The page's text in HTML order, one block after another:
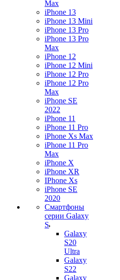
Max
iPhone 13
iPhone 13 Mini
iPhone 13 Pro
iPhone 13 Pro
Max
iPhone 12
iPhone 12 Mini
iPhone 12 Pro
iPhone 12 Pro
Max
iPhone SE
2022
iPhone 11
iPhone 11 Pro
iPhone Xs Max
iPhone 11 Pro
Max
iPhone X
iPhone XR
IPhone Xs
iPhone SE
2020
Смартфоны
серии Galaxy
S
Galaxy
S20
Ultra
Galaxy
S22
Galaxy